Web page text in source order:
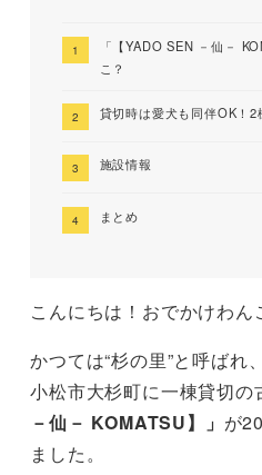
「【YADO SEN －仙－
こ？
貸切時は愛犬も同伴OK！
施設情報
まとめ
こんにちは！おでかけわん
かつては“杉の里”と呼ばれ
小松市大杉町に一棟貸切の
－仙－ KOMATSU】」 が
ました。